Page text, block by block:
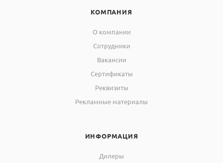
КОМПАНИЯ
О компании
Сотрудники
Вакансии
Сертификаты
Реквизиты
Рекламные материалы
ИНФОРМАЦИЯ
Дилеры